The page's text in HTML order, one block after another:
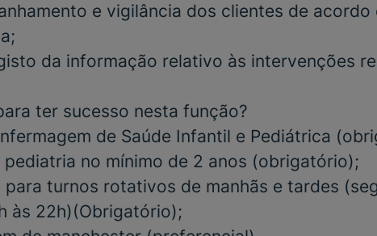
e vigilância dos clientes de acordo
da informação relativo às intervenções
ter sucesso nesta função?
de Saúde Infantil e Pediátrica
pediatria no mínimo de 2 anos (obrigatório);
para turnos rotativos de manhãs e tardes
às 22h)(Obrigatório);